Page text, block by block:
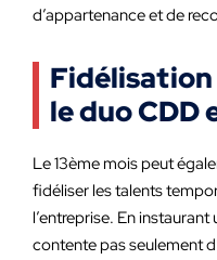
d’appartenance et de
le duo CDD
Le 13ème mois peut
fidéliser les talents
l’entreprise. En
contente pas seulement